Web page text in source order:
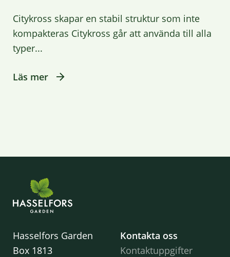
Citykross skapar en stabil struktur som inte
kompakteras Citykross går att använda till alla
typer...
Läs mer
Hasselfors Garden
Box 1813
Kontakta oss
Kontaktuppgifter